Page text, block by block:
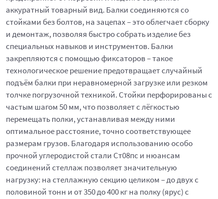
аккуратный товарный вид. Балки соединяются со
стойками без болтов, на зацепах – это облегчает сборку
и демонтаж, позволяя быстро собрать изделие без
специальных навыков и инструментов. Балки
закрепляются с помощью фиксаторов – такое
технологическое решение предотвращает случайный
подъём балки при неравномерной загрузке или резком
толчке погрузочной техникой. Стойки перфорированы с
частым шагом 50 мм, что позволяет с лёгкостью
перемещать полки, устанавливая между ними
оптимальное расстояние, точно соответствующее
размерам грузов. Благодаря использованию особо
прочной углеродистой стали Ст08пс и нюансам
соединений стеллаж позволяет значительную
нагрузку: на стеллажную секцию целиком – до двух с
половиной тонн и от 350 до 400 кг на полку (ярус) с